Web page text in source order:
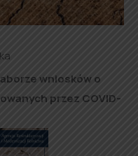
wniosków o
przez COVID-